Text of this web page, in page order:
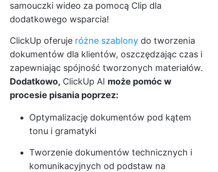
samouczki wideo za pomocą Clip dla
dodatkowego wsparcia!
ClickUp oferuje różne szablony do tworzenia
dokumentów dla klientów, oszczędzając czas i
zapewniając spójność tworzonych materiałów.
Dodatkowo, ClickUp AI może pomóc w
procesie pisania poprzez:
Optymalizację dokumentów pod kątem
tonu i gramatyki
Tworzenie dokumentów technicznych i
komunikacyjnych od podstaw na